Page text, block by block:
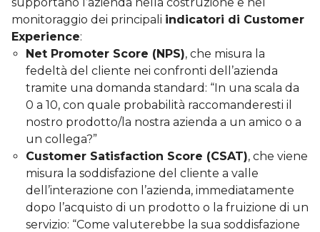
monitoraggio dei principali indicatori di Customer
Experience:
Net Promoter Score (NPS), che misura la
fedeltà del cliente nei confronti dell’azienda
tramite una domanda standard: “In una scala da
0 a 10, con quale probabilità raccomanderesti il
nostro prodotto/la nostra azienda a un amico o a
un collega?”
Customer Satisfaction Score (CSAT), che viene
misura la soddisfazione del cliente a valle
dell’interazione con l’azienda, immediatamente
dopo l’acquisto di un prodotto o la fruizione di un
servizio: “Come valuterebbe la sua soddisfazione